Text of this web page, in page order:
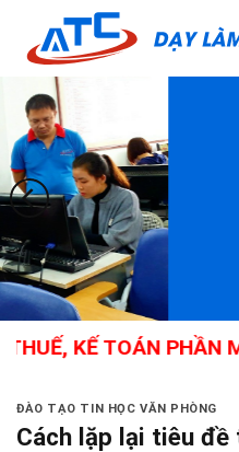
content
KẾ TOÁN PHẦN
ĐÀO TẠO TIN HỌC VĂN PHÒNG
Cách lặp lại tiêu đề